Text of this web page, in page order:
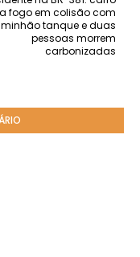
fogo em colisão com
tanque e duas
pessoas morrem
carbonizadas